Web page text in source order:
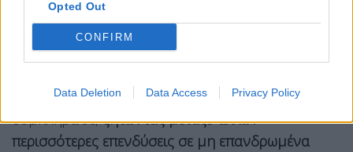
Opted Out
CONFIRM
Data Deletion Data Access Privacy Policy
υπογράμμισε.
«Πρέπει να είμαστε έτοιμοι για συρράξεις
μαζικότερες όπως το βλέπουμε στην Ουκρανία»,
συμπλήρωσε,ζητώντας μεταξύ άλλων
περισσότερες επενδύσεις σε μη επανδρωμένα